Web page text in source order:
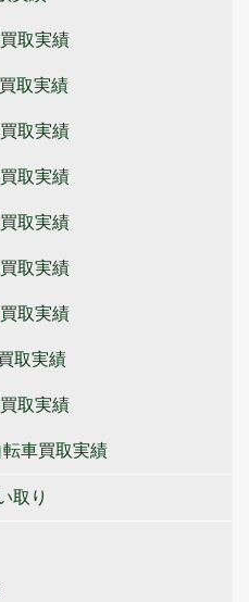
取実績
取実績
取実績
取実績
取実績
取実績
取実績
取実績
取実績
車買取実績
取り